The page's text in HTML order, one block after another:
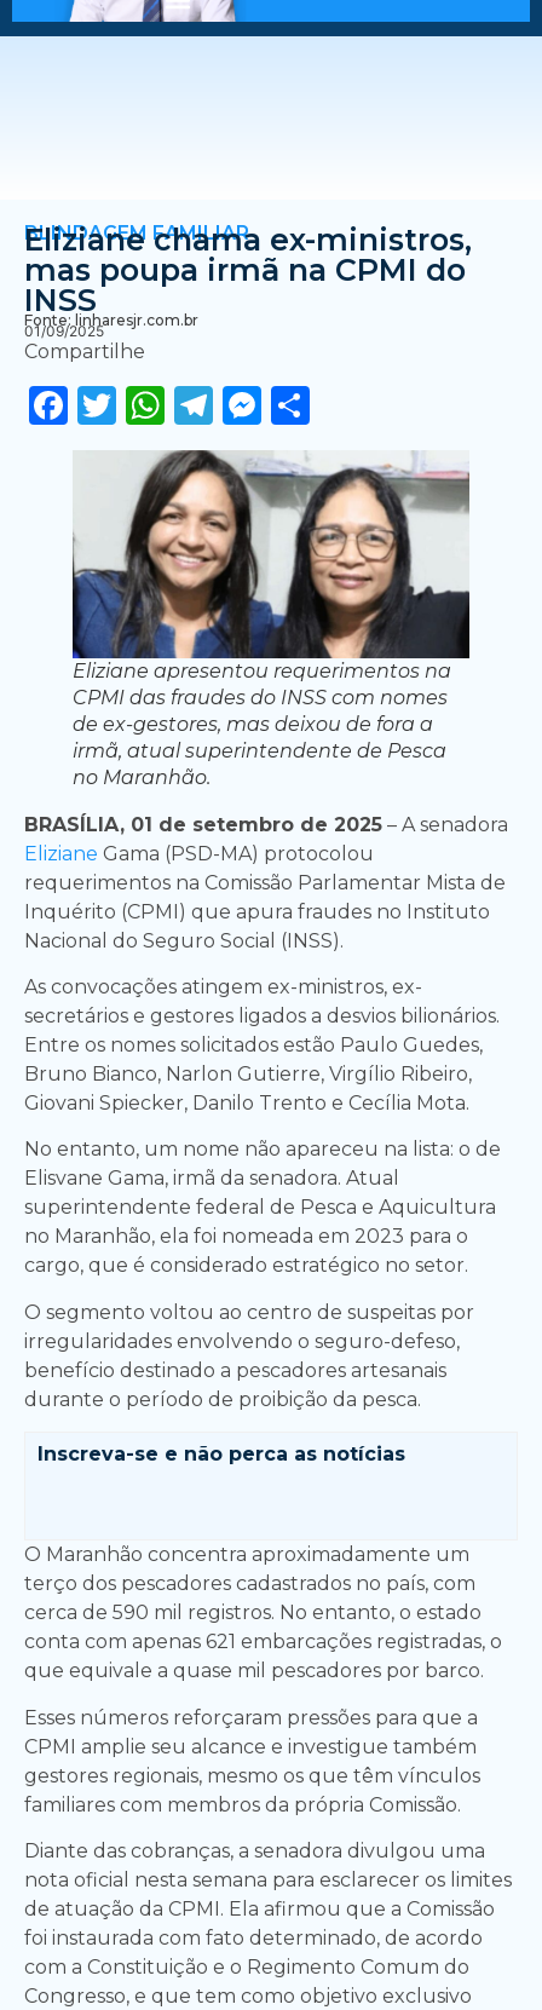
BLINDAGEM FAMILIAR
Eliziane chama ex-ministros,
mas poupa irmã na CPMI do
INSS
Fonte: linharesjr.com.br
01/09/2025
Compartilhe
Facebook
Twitter
WhatsApp
Telegram
Messenger
Eliziane apresentou requerimentos na
CPMI das fraudes do INSS com nomes
de ex-gestores, mas deixou de fora a
irmã, atual superintendente de Pesca
no Maranhão.
BRASÍLIA, 01 de setembro de 2025 – A senadora
Eliziane Gama (PSD-MA) protocolou
requerimentos na Comissão Parlamentar Mista de
Inquérito (CPMI) que apura fraudes no Instituto
Nacional do Seguro Social (INSS).
As convocações atingem ex-ministros, ex-
secretários e gestores ligados a desvios bilionários.
Entre os nomes solicitados estão Paulo Guedes,
Bruno Bianco, Narlon Gutierre, Virgílio Ribeiro,
Giovani Spiecker, Danilo Trento e Cecília Mota.
No entanto, um nome não apareceu na lista: o de
Elisvane Gama, irmã da senadora. Atual
superintendente federal de Pesca e Aquicultura
no Maranhão, ela foi nomeada em 2023 para o
cargo, que é considerado estratégico no setor.
O segmento voltou ao centro de suspeitas por
irregularidades envolvendo o seguro-defeso,
benefício destinado a pescadores artesanais
durante o período de proibição da pesca.
Inscreva-se e não perca as notícias
O Maranhão concentra aproximadamente um
terço dos pescadores cadastrados no país, com
cerca de 590 mil registros. No entanto, o estado
conta com apenas 621 embarcações registradas, o
que equivale a quase mil pescadores por barco.
Esses números reforçaram pressões para que a
CPMI amplie seu alcance e investigue também
gestores regionais, mesmo os que têm vínculos
familiares com membros da própria Comissão.
Diante das cobranças, a senadora divulgou uma
nota oficial nesta semana para esclarecer os limites
de atuação da CPMI. Ela afirmou que a Comissão
foi instaurada com fato determinado, de acordo
com a Constituição e o Regimento Comum do
Congresso, e que tem como objetivo exclusivo